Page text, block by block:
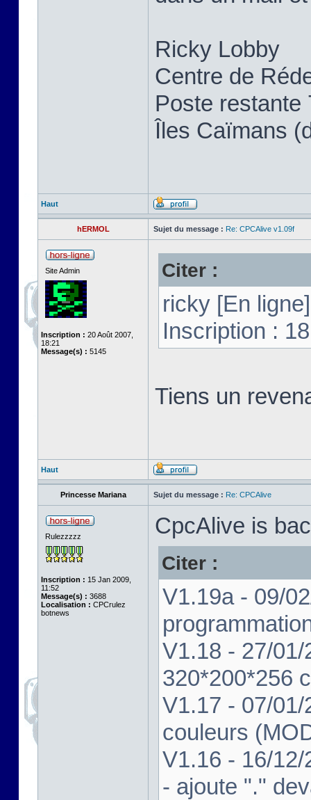
Ricky Lobby
Centre de
Poste restante
Îles Caïmans
Haut
hERMOL Sujet du message : Re: CPCAlive v1.09f
Site Admin
Inscription : 20 Août 2007,
18:21
Message(s) : 5145
Citer :
ricky [En ligne]
Inscription :
Tiens un
Haut
Princesse Mariana Sujet du message : Re: CPCAlive
Rulezzzzz
Inscription : 15 Jan 2009,
11:52
Message(s) : 3688
Localisation : CPCrulez
botnews
CpcAlive is
Citer :
V1.19a - 09/
V1.18 - 27/
320*200*256
V1.17 - 07/
couleurs
V1.16 - 16/
- ajoute "."